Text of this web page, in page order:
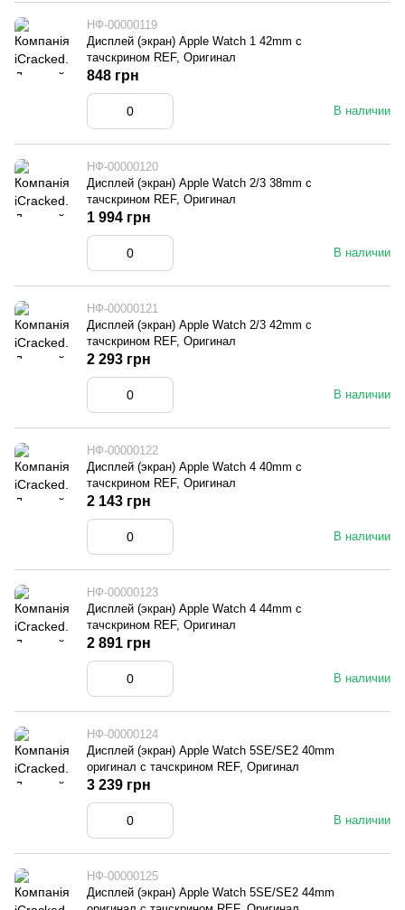
НФ-00000119
Дисплей (экран) Apple Watch 1 42mm с
тачскрином REF, Оригинал
В наличии
848 грн
НФ-00000120
Дисплей (экран) Apple Watch 2/3 38mm с
тачскрином REF, Оригинал
В наличии
1 994 грн
НФ-00000121
Дисплей (экран) Apple Watch 2/3 42mm с
тачскрином REF, Оригинал
В наличии
2 293 грн
НФ-00000122
Дисплей (экран) Apple Watch 4 40mm с
тачскрином REF, Оригинал
В наличии
2 143 грн
НФ-00000123
Дисплей (экран) Apple Watch 4 44mm с
тачскрином REF, Оригинал
В наличии
2 891 грн
НФ-00000124
Дисплей (экран) Apple Watch 5SE/SE2 40mm
оригинал с тачскрином REF, Оригинал
В наличии
3 239 грн
НФ-00000125
Дисплей (экран) Apple Watch 5SE/SE2 44mm